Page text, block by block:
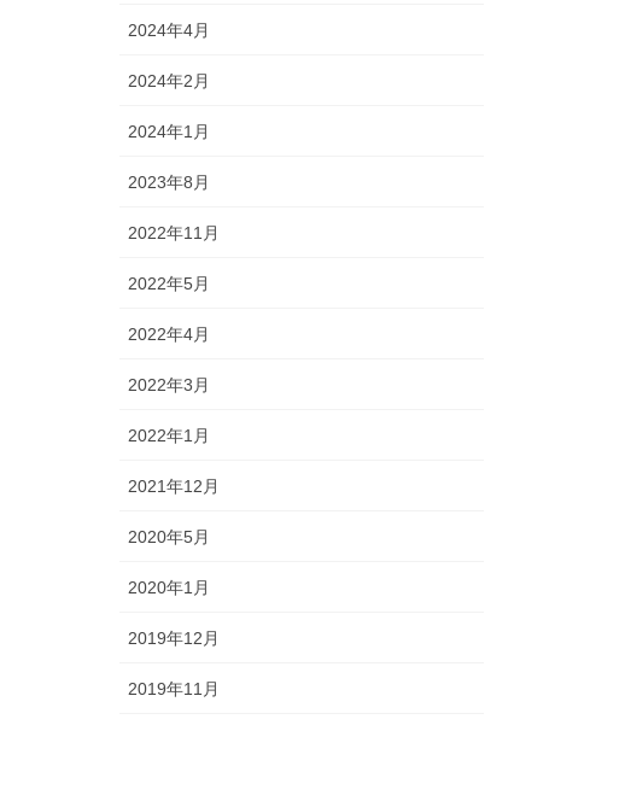
2024年4月
2024年2月
2024年1月
2023年8月
2022年11月
2022年5月
2022年4月
2022年3月
2022年1月
2021年12月
2020年5月
2020年1月
2019年12月
2019年11月